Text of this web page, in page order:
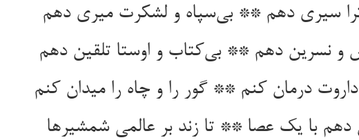
ترا سیری دهم ** بی‌سپاه و لشکرت میری دهم
و نسرین دهم ** بی‌کتاب و اوستا تلقین دهم
درمان کنم ** گور را و چاه را میدان کنم
دهم با یک عصا ** تا زند بر عالمی شمشیرها